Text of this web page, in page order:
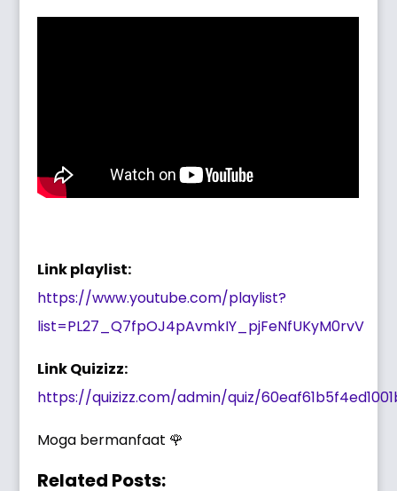
Link playlist:
https://www.youtube.com/playlist?
list=PL27_Q7fpOJ4pAvmkIY_pjFeNfUKyM0rvV
Link Quizizz:
https://quizizz.com/admin/quiz/
Moga bermanfaat 🌹
Related Posts: